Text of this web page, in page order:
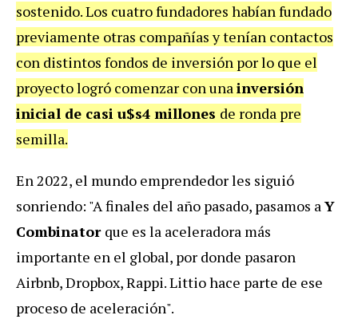
sostenido. Los cuatro fundadores habían fundado
previamente otras compañías y tenían contactos
con distintos fondos de inversión por lo que el
proyecto logró comenzar con unainversión
inicial de casi u$s4 millones de ronda pre
semilla.
En 2022, el mundo emprendedor les siguió
sonriendo: "A finales del año pasado, pasamos aY
Combinator que es la aceleradora más
importante en el global, por donde pasaron
Airbnb, Dropbox, Rappi. Littio hace parte de ese
proceso de aceleración".